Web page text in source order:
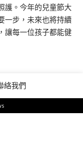
護。今年的兒童節大
一步，未來也將持續
讓每一位孩子都能健
絡我們